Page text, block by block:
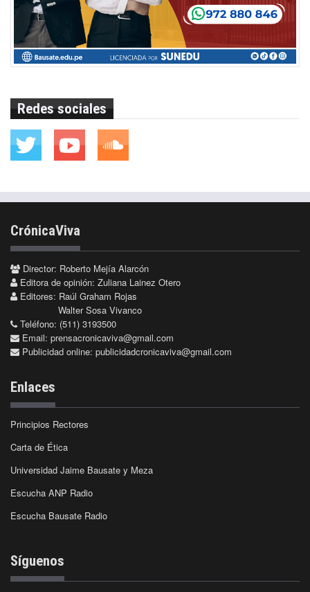
Redes sociales
CrónicaViva
Director: Roberto Mejía Alarcón
Editora de opinión: Zuliana Lainez Otero
Editores: Raúl Graham Rojas
Walter Sosa Vivanco
Teléfono: (511) 3193500
Email: prensacronicaviva@gmail.com
Publicidad online: publicidadcronicaviva@gmail.com
Enlaces
Principios Rectores
Carta de Ética
Universidad Jaime Bausate y Meza
Escucha ANP Radio
Escucha Bausate Radio
Síguenos